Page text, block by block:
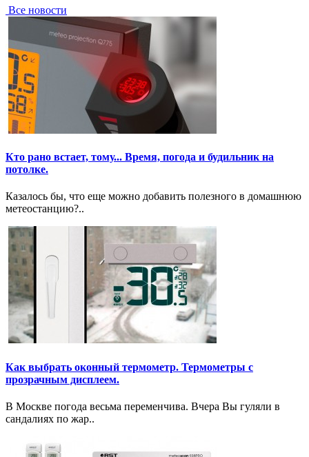
Все новости
Кто рано встает, тому... Время, погода и будильник на
потолке.
Казалось бы, что еще можно добавить полезного в домашнюю
метеостанцию?..
Как выбрать оконный термометр. Термометры с
прозрачным дисплеем.
В Москве погода весьма переменчива. Вчера Вы гуляли в
сандалиях по жар..